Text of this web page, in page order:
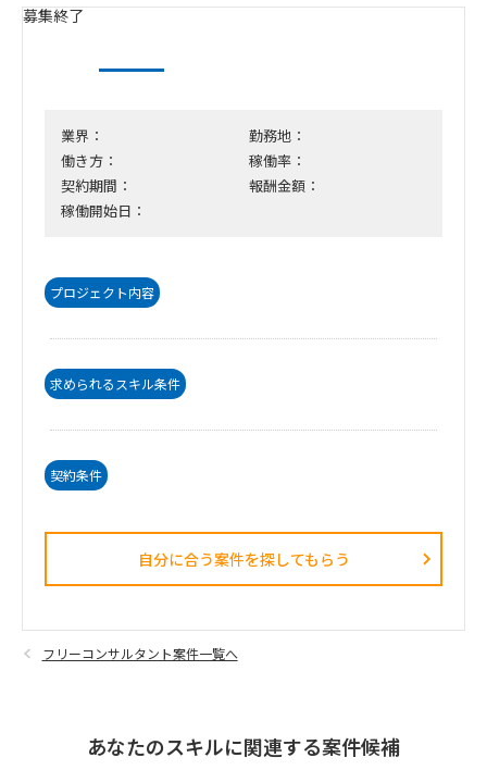
募集終了
業界：
働き方：
契約期間：
稼働開始日：
勤務地：
稼働率：
報酬金額：
プロジェクト内容
求められるスキル条件
契約条件
自分に合う案件を探してもらう​
フリーコンサルタント案件一覧へ
あなたのスキルに関連する案件候補